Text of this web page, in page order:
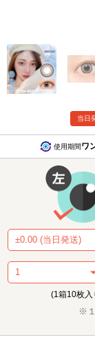
当日
使用期間ワ
(1箱10枚入
※